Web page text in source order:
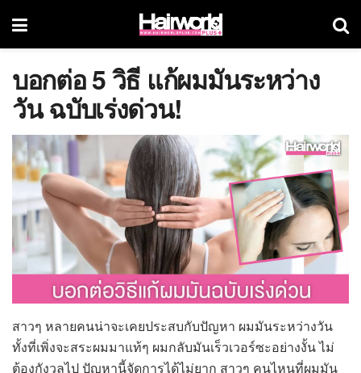
บอกต่อ 5 วิธี แก้ผมมันระหว่าง
วัน ฉบับเร่งด่วน!
สาวๆ หลายคนน่าจะเคยประสบกับปัญหา ผมมันระหว่างวัน
ทั้งที่เพิ่งจะสระผมมาแท้ๆ ผมกลับมันเร็วเวอร์ซะอย่างงั้น ไม่
ต้องกังวลไป ปัญหานี้จัดการได้ไม่ยาก สาวๆ คนไหนที่ผมมัน